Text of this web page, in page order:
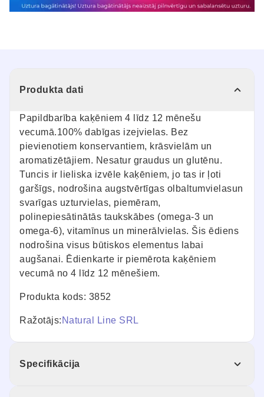
Produkta dati
Papildbarība kaķēniem 4 līdz 12 mēnešu
vecumā.100% dabīgas izejvielas. Bez
pievienotiem konservantiem, krāsvielām un
aromatizētājiem. Nesatur graudus un glutēnu.
Tuncis ir lieliska izvēle kaķēniem, jo tas ir ļoti
garšīgs, nodrošina augstvērtīgas olbaltumvielasun
svarīgas uzturvielas, piemēram,
polinepiesātinātās taukskābes (omega-3 un
omega-6), vitamīnus un minerālvielas. Šis ēdiens
nodrošina visus būtiskos elementus labai
augšanai. Ēdienkarte ir piemērota kaķēniem
vecumā no 4 līdz 12 mēnešiem.
Produkta kods: 3852
Ražotājs: Natural Line SRL
Specifikācija